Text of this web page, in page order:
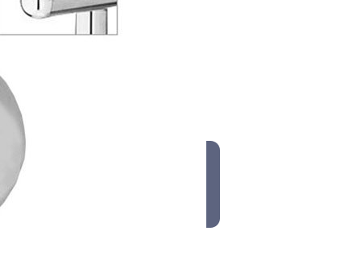
Цвет
Хром
Все характеристики